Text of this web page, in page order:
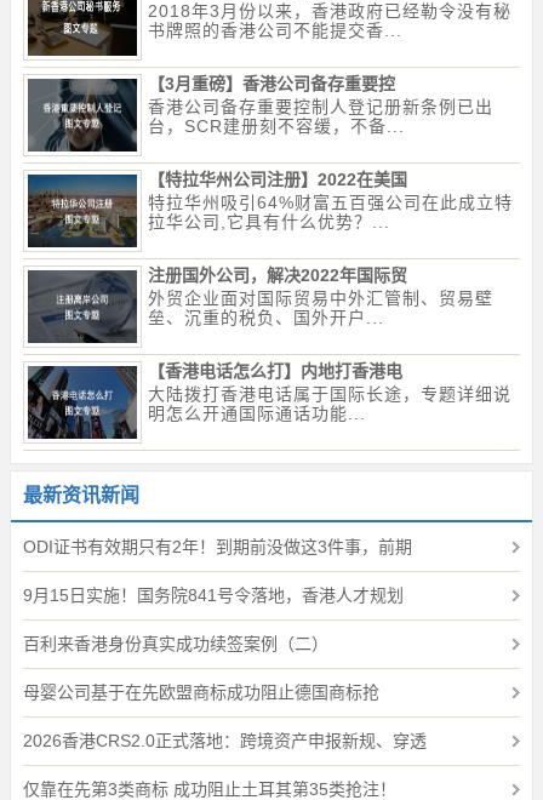
2018年3月份以来，香港政府已经勒令没有秘
书牌照的香港公司不能提交香...
【3月重磅】香港公司备存重要控
香港公司备存重要控制人登记册新条例已出
台，SCR建册刻不容缓，不备...
【特拉华州公司注册】2022在美国
特拉华州吸引64%财富五百强公司在此成立特
拉华公司,它具有什么优势？...
注册国外公司，解决2022年国际贸
外贸企业面对国际贸易中外汇管制、贸易壁
垒、沉重的税负、国外开户...
【香港电话怎么打】内地打香港电
大陆拨打香港电话属于国际长途，专题详细说
明怎么开通国际通话功能...
最新资讯新闻
ODI证书有效期只有2年！到期前没做这3件事，前期
9月15日实施！国务院841号令落地，香港人才规划
百利来香港身份真实成功续签案例（二）
母婴公司基于在先欧盟商标成功阻止德国商标抢
2026香港CRS2.0正式落地：跨境资产申报新规、穿透
仅靠在先第3类商标 成功阻止土耳其第35类抢注！